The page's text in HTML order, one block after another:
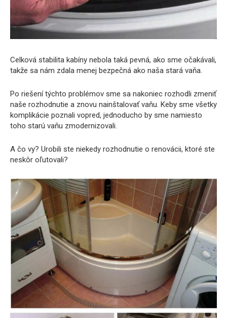
Celková stabilita kabíny nebola taká pevná, ako sme očakávali,
takže sa nám zdala menej bezpečná ako naša stará vaňa.
Po riešení týchto problémov sme sa nakoniec rozhodli zmeniť
naše rozhodnutie a znovu nainštalovať vaňu. Keby sme všetky
komplikácie poznali vopred, jednoducho by sme namiesto
toho starú vaňu zmodernizovali.
A čo vy? Urobili ste niekedy rozhodnutie o renovácii, ktoré ste
neskôr oľutovali?